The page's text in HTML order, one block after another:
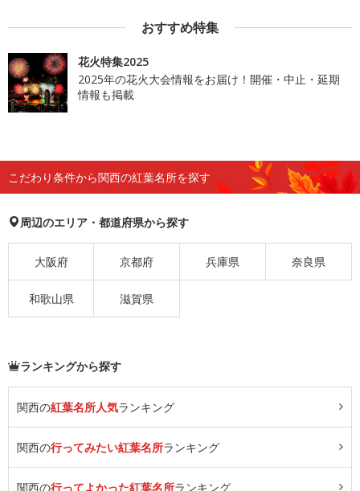
おすすめ特集
花火特集2025
2025年の花火大会情報をお届け！開催・中止・延期
情報も掲載
こだわり条件から関西の紅葉名所を探す
周辺のエリア・都道府県から探す
大阪府 京都府 兵庫県 奈良県
和歌山県 滋賀県
ランキングから探す
関西の紅葉名所人気ランキング
関西の行ってみたい紅葉名所ランキング
関西の行ってよかった紅葉名所ランキング